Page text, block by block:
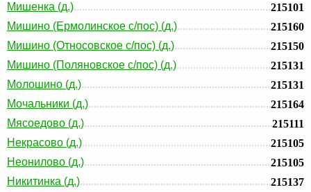
Мишенка (д.)
215101
Мишино (Ермолинское с/пос) (д.)
215160
Мишино (Относовское с/пос) (д.)
215150
Мишино (Поляновское с/пос) (д.)
215131
Молошино (д.)
215131
Мочальники (д.)
215164
Мясоедово (д.)
215111
Некрасово (д.)
215105
Неонилово (д.)
215105
Никитинка (д.)
215137